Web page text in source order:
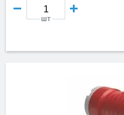
шт